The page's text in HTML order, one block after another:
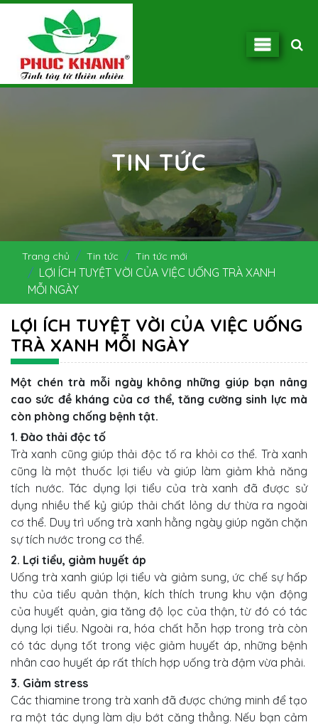
TIN TỨC
Trang chủ Tin tức Tin tức mới
LỢI ÍCH TUYỆT VỜI CỦA VIỆC UỐNG TRÀ XANH
MỖI NGÀY
LỢI ÍCH TUYỆT VỜI CỦA VIỆC UỐNG
TRÀ XANH MỖI NGÀY
Một chén trà mỗi ngày không những giúp bạn nâng
cao sức đề kháng của cơ thể, tăng cường sinh lực mà
còn phòng chống bệnh tật.
1. Đào thải độc tố
Trà xanh cũng giúp thải độc tố ra khỏi cơ thể. Trà xanh
cũng là một thuốc lợi tiểu và giúp làm giảm khả năng
tích nước. Tác dụng lợi tiểu của trà xanh đã được sử
dụng nhiều thế kỷ giúp thải chất lỏng dư thừa ra ngoài
cơ thể. Duy trì uống trà xanh hằng ngày giúp ngăn chặn
sự tích nước trong cơ thể.
2. Lợi tiểu, giảm huyết áp
Uống trà xanh giúp lợi tiểu và giảm sung, ức chế sự hấp
thu của tiểu quản thận, kích thích trung khu vận động
của huyết quản, gia tăng độ lọc của thận, từ đó có tác
dụng lợi tiểu. Ngoài ra, hóa chất hỗn hợp trong trà còn
có tác dụng tốt trong việc giảm huyết áp, những bệnh
nhân cao huyết áp rất thích hợp uống trà đậm vừa phải.
3. Giảm stress
Các thiamine trong trà xanh đã được chứng minh để tạo
ra một tác dụng làm dịu bớt căng thẳng. Nếu bạn cảm